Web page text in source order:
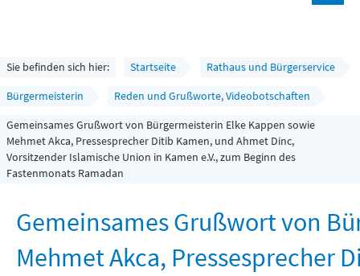
Rathaus und Bürgerservice
Wirtschaft und Planen
Umwelt, Klima und Mobilität
Freizeit und Tourismus
Sie befinden sich hier: Startseite
Rathaus und Bürgerservice
Bürgermeisterin
Reden und Grußworte, Videobotschaften
Gemeinsames Grußwort von Bürgermeisterin Elke Kappen sowie
Mehmet Akca, Pressesprecher Ditib Kamen, und Ahmet Dinc,
Vorsitzender Islamische Union in Kamen e.V., zum Beginn des
Fastenmonats Ramadan
Gemeinsames Grußwort von
Mehmet Akca, Pressesprecher